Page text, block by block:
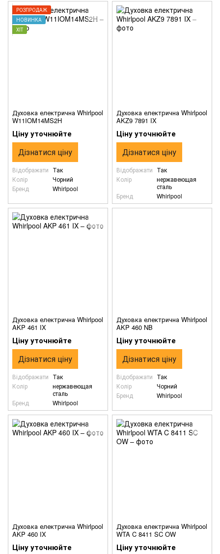
РОЗПРОДАЖ
НОВИНКА
ХІТ
Духовка електрична Whirlpool
W11IOM14MS2H
Ціну уточнюйте
Дізнатися ціну
Відображати Так
Колір
Чорний
Бренд
Whirlpool
Духовка електрична Whirlpool
AKZ9 7891 IX
Ціну уточнюйте
Дізнатися ціну
Відображати Так
Колір
нержавеющая
сталь
Бренд
Whirlpool
Духовка електрична Whirlpool
AKP 461 IX
Ціну уточнюйте
Дізнатися ціну
Відображати Так
Колір
нержавеющая
сталь
Бренд
Whirlpool
Духовка електрична Whirlpool
AKP 460 NB
Ціну уточнюйте
Дізнатися ціну
Відображати Так
Колір
Чорний
Бренд
Whirlpool
Духовка електрична Whirlpool
AKP 460 IX
Ціну уточнюйте
Духовка електрична Whirlpool
WTA C 8411 SC OW
Ціну уточнюйте